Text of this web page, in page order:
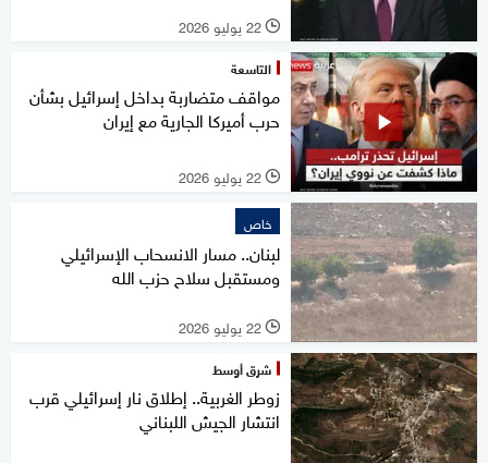
l 22 يوليو 2026
التاسعة
مواقف متضاربة بداخل إسرائيل بشأن
حرب أميركا الجارية مع إيران
l 22 يوليو 2026
خاص
لبنان.. مسار الانسحاب الإسرائيلي
ومستقبل سلاح حزب الله
l 22 يوليو 2026
شرق أوسط
زوطر الغربية.. إطلاق نار إسرائيلي قرب
انتشار الجيش اللبناني